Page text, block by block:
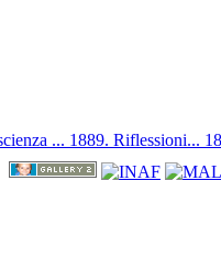
... 1889. Riflessioni...